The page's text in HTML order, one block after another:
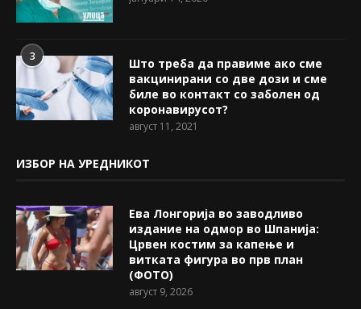
3
Што треба да правиме ако сме
вакцинирани со две дози и сме
биле во контакт со заболен од
коронавирусот?
август 11, 2021
ИЗБОР НА УРЕДНИКОТ
Ева Лонгорија во заводливо
издание на одмор во Шпанија:
Црвен костим за капење и
витката фигура во прв план
(ФОТО)
август 9, 2026